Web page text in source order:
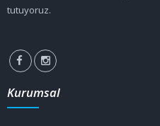
tutuyoruz.
Kurumsal